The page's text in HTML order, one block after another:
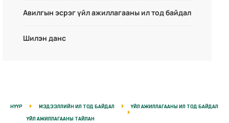
Авилгын эсрэг үйл ажиллагааны ил тод байдал
Шилэн данс
НҮҮР МЭДЭЭЛЛИЙН ИЛ ТОД БАЙДАЛ
ҮЙЛ АЖИЛЛАГААНЫ ИЛ ТОД БАЙДАЛ
ҮЙЛ АЖИЛЛАГААНЫ ТАЙЛАН